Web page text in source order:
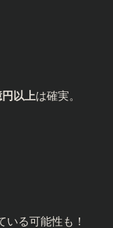
円以上は確実。
る可能性も！